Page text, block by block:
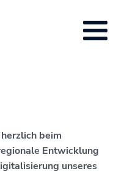
beim
Entwicklung
unseres